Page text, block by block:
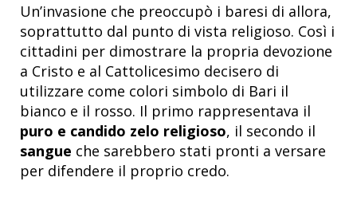
Un’invasione che preoccupò i baresi di allora,
soprattutto dal punto di vista religioso. Così i
cittadini per dimostrare la propria devozione
a Cristo e al Cattolicesimo decisero di
utilizzare come colori simbolo di Bari il
bianco e il rosso. Il primo rappresentava il
puro e candido zelo religioso, il secondo il
sangue che sarebbero stati pronti a versare
per difendere il proprio credo.